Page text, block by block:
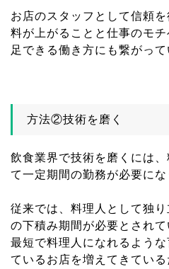
お店のスタッフとして信頼
料が上がることと仕事のモ
足できる働き方にも繋がって
方法②技術を磨く
飲食業界で技術を磨くには
て一定期間の勤務が必要にな
従来では、料理人として独
の下積み期間が必要とされて
最短で料理人になれるよう
ているお店を増えてきてい